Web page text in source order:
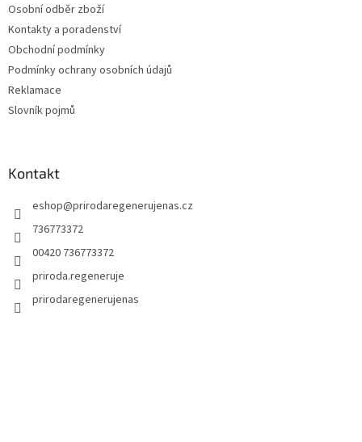
Osobní odběr zboží
Kontakty a poradenství
Obchodní podmínky
Podmínky ochrany osobních údajů
Reklamace
Slovník pojmů
Kontakt
eshop@prirodaregenerujenas.cz
736773372
00420 736773372
priroda.regeneruje
prirodaregenerujenas